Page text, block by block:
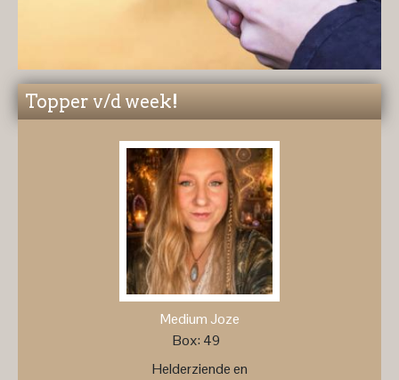
Topper v/d week!
Medium Joze
Box: 49
Helderziende en